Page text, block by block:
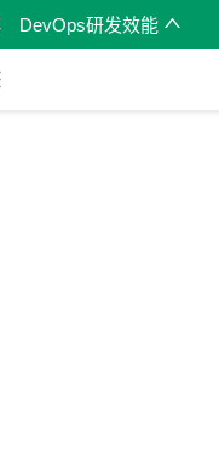
DevOps研发效能